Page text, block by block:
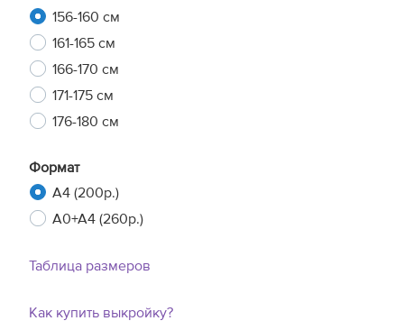
156-160 см
161-165 см
166-170 см
171-175 см
176-180 см
Формат
A4 (200р.)
A0+A4 (260р.)
Таблица размеров
Как купить выкройку?